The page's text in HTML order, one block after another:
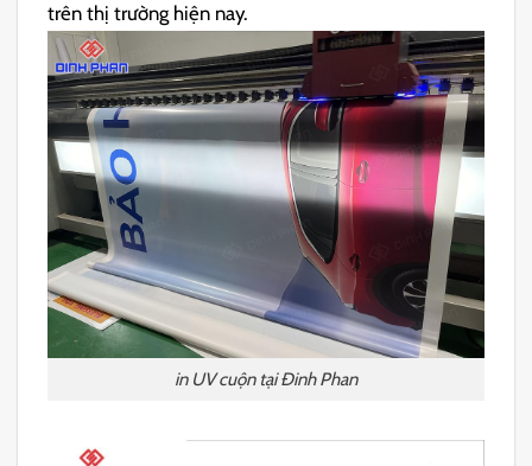
trên thị trường hiện nay.
in UV cuộn tại Đinh Phan